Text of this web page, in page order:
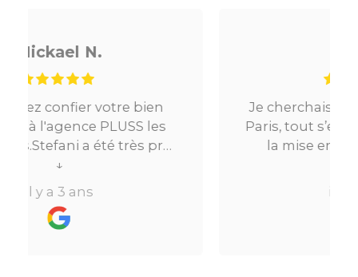
Je cherchais un appartement sur
Paris, tout s’est très bien passé. De
la mise en relation jusqu’à la